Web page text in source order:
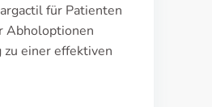
für Patienten
Abholoptionen
zu einer effektiven